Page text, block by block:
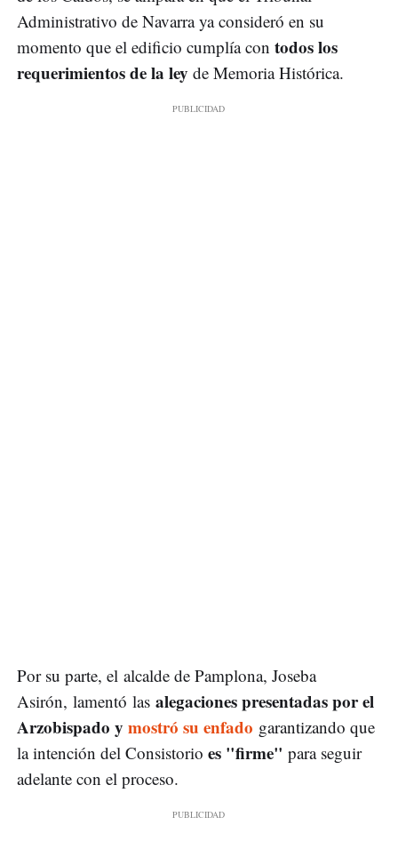
Administrativo de Navarra ya consideró en su
momento que el edificio cumplía con todos los
requerimientos de la ley de Memoria Histórica.
Por su parte, el alcalde de Pamplona, Joseba
Asirón, lamentó las alegaciones presentadas por el
Arzobispado y mostró su enfado garantizando que
la intención del Consistorio es "firme" para seguir
adelante con el proceso.